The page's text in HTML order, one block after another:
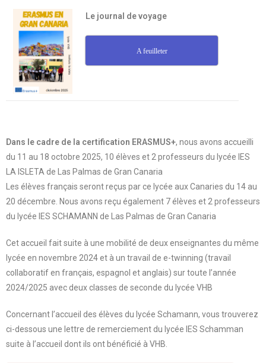
Le journal de voyage
A feuilleter
Dans le cadre de la certification ERASMUS+, nous avons accueilli
du 11 au 18 octobre 2025, 10 élèves et 2 professeurs du lycée IES
LA ISLETA de Las Palmas de Gran Canaria
Les élèves français seront reçus par ce lycée aux Canaries du 14 au
20 décembre. Nous avons reçu également 7 élèves et 2 professeurs
du lycée IES SCHAMANN de Las Palmas de Gran Canaria
Cet accueil fait suite à une mobilité de deux enseignantes du même
lycée en novembre 2024 et à un travail de e-twinning (travail
collaboratif en français, espagnol et anglais) sur toute l’année
2024/2025 avec deux classes de seconde du lycée VHB
Concernant l’accueil des élèves du lycée Schamann, vous trouverez
ci-dessous une lettre de remerciement du lycée IES Schamman
suite à l’accueil dont ils ont bénéficié à VHB.